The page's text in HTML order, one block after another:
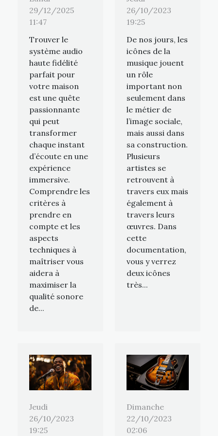
29/12/2025
11:47
Trouver le
système audio
haute fidélité
parfait pour
votre maison
est une quête
passionnante
qui peut
transformer
chaque instant
d’écoute en une
expérience
immersive.
Comprendre les
critères à
prendre en
compte et les
aspects
techniques à
maîtriser vous
aidera à
maximiser la
qualité sonore
de...
26/10/2023
19:25
De nos jours, les
icônes de la
musique jouent
un rôle
important non
seulement dans
le métier de
l’image sociale,
mais aussi dans
sa construction.
Plusieurs
artistes se
retrouvent à
travers eux mais
également à
travers leurs
œuvres. Dans
cette
documentation,
vous y verrez
deux icônes
très...
Jeudi
26/10/2023
19:25
Dimanche
22/10/2023
02:06